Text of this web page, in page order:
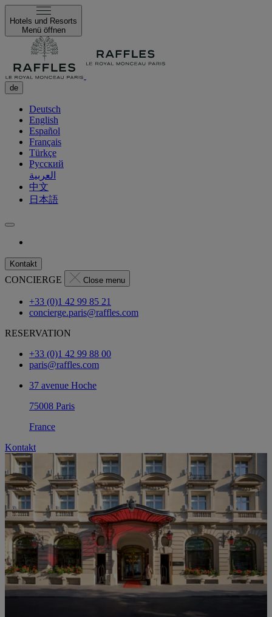
Hotels und Resorts
Menü öffnen
de
Deutsch
English
Español
Français
Türkçe
Русский
العربية
中文
日本語
Kontakt
CONCIERGE Close menu
+33 (0)1 42 99 85 21
concierge.paris@raffles.com
RESERVATION
+33 (0)1 42 99 88 00
paris@raffles.com
37 avenue Hoche
75008 Paris
France
Kontakt